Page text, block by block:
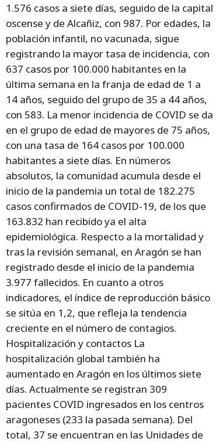
1.576 casos a siete días, seguido de la capital
oscense y de Alcañiz, con 987. Por edades, la
población infantil, no vacunada, sigue
registrando la mayor tasa de incidencia, con
637 casos por 100.000 habitantes en la
última semana en la franja de edad de 1 a
14 años, seguido del grupo de 35 a 44 años,
con 583. La menor incidencia de COVID se da
en el grupo de edad de mayores de 75 años,
con una tasa de 164 casos por 100.000
habitantes a siete días. En números
absolutos, la comunidad acumula desde el
inicio de la pandemia un total de 182.275
casos confirmados de COVID-19, de los que
163.832 han recibido ya el alta
epidemiológica. Respecto a la mortalidad y
tras la revisión semanal, en Aragón se han
registrado desde el inicio de la pandemia
3.977 fallecidos. En cuanto a otros
indicadores, el índice de reproducción básico
se sitúa en 1,2, que refleja la tendencia
creciente en el número de contagios.
Hospitalización y contactos La
hospitalización global también ha
aumentado en Aragón en los últimos siete
días. Actualmente se registran 309
pacientes COVID ingresados en los centros
aragoneses (233 la pasada semana). Del
total, 37 se encuentran en las Unidades de